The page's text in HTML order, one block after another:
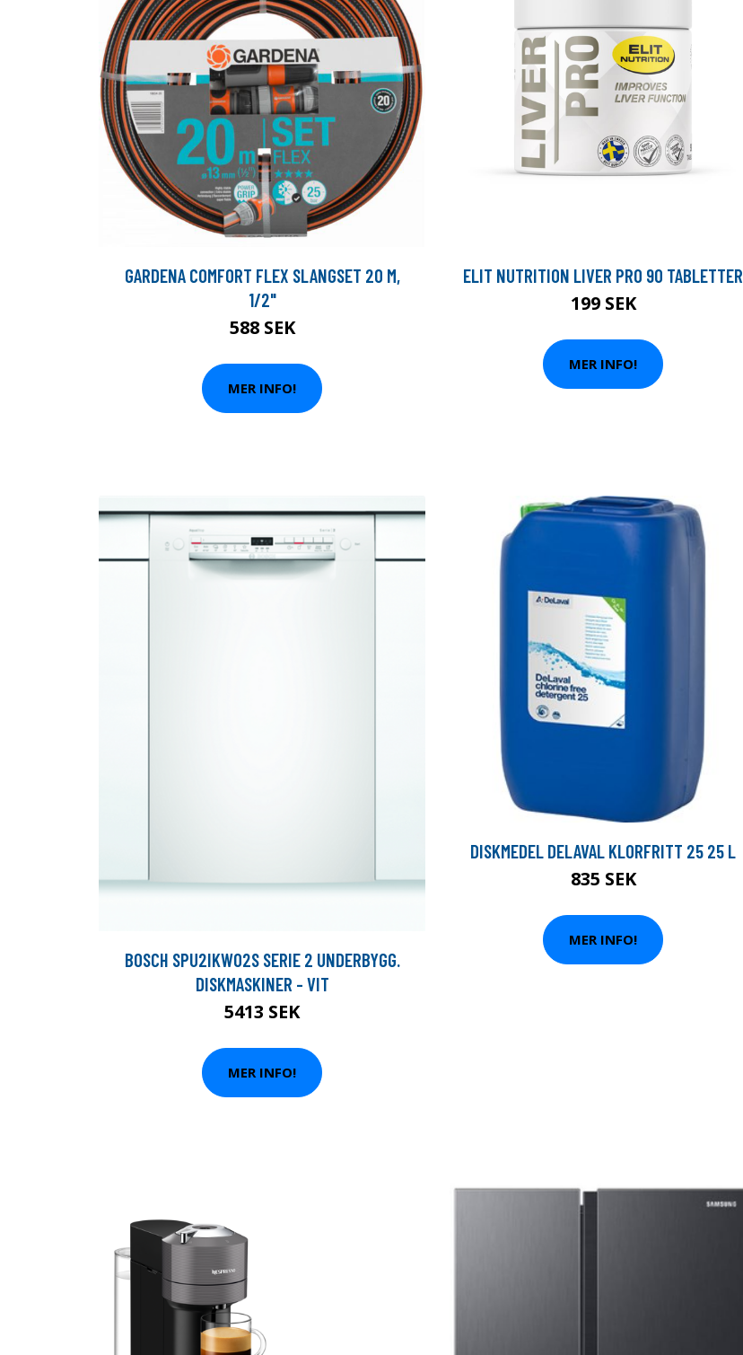
GARDENA COMFORT FLEX SLANGSET 20 M,
1/2"
588 SEK
MER INFO!
ELIT NUTRITION LIVER PRO 90 TABLETTER
199 SEK
MER INFO!
BOSCH SPU2IKW02S SERIE 2 UNDERBYGG.
DISKMASKINER - VIT
5413 SEK
MER INFO!
DISKMEDEL DELAVAL KLORFRITT 25 25 L
835 SEK
MER INFO!